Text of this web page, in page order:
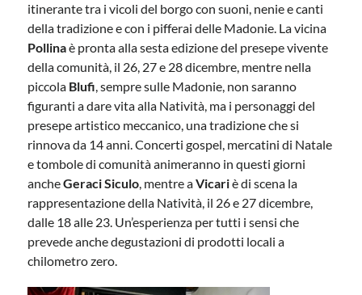
itinerante tra i vicoli del borgo con suoni, nenie e canti
della tradizione e con i pifferai delle Madonie. La vicina
Pollinaè pronta alla sesta edizione del presepe vivente
della comunità, il 26, 27 e 28 dicembre, mentre nella
piccola Blufi, sempre sulle Madonie, non saranno
figuranti a dare vita alla Natività, ma i personaggi del
presepe artistico meccanico, una tradizione che si
rinnova da 14 anni. Concerti gospel, mercatini di Natale
e tombole di comunità animeranno in questi giorni
ancheGeraci Siculo, mentre aVicariè di scena la
rappresentazione della Natività, il 26 e 27 dicembre,
dalle 18 alle 23. Un’esperienza per tutti i sensi che
prevede anche degustazioni di prodotti locali a
chilometro zero.